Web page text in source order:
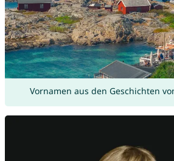
Vornamen aus den Geschichten